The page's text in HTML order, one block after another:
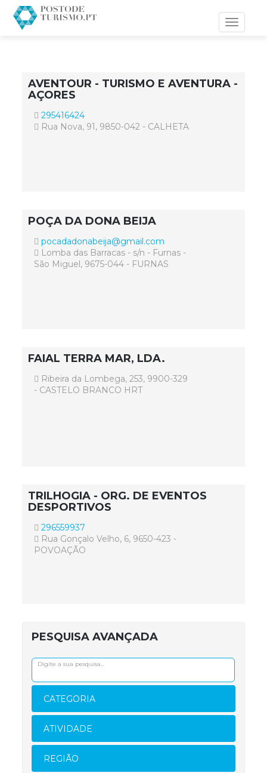
Toggle
AVENTOUR - TURISMO E AVENTURA -
AÇORES
295416424
Rua Nova, 91, 9850-042 - CALHETA
POÇA DA DONA BEIJA
pocadadonabeija@gmail.com
Lomba das Barracas - s/n - Furnas -
São Miguel, 9675-044 - FURNAS
FAIAL TERRA MAR, LDA.
Ribeira da Lombega, 253, 9900-329
- CASTELO BRANCO HRT
TRILHOGIA - ORG. DE EVENTOS
DESPORTIVOS
296559937
Rua Gonçalo Velho, 6, 9650-423 -
POVOAÇÃO
PESQUISA AVANÇADA
CATEGORIA
ATIVIDADE
REGIÃO